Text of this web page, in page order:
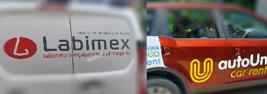
ПРОЕКТ ПРОЕКТ